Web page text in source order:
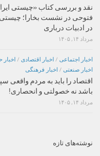
نقد و بررسی کتاب «چیستی
فتوحی در نشست بخارا؛ چیستی
در ادبیات درباری
مرداد ۱۴, ۱۴۰۵
اخبار اجتماعی / اخبار اقتصادی /
اخبار صنعتی / اخبار فرهنگی
اقتصاد را باید به مردم واقعی
باشد نه خصولتی و انحصاری!
مرداد ۱۴, ۱۴۰۵
نوشته‌های تازه